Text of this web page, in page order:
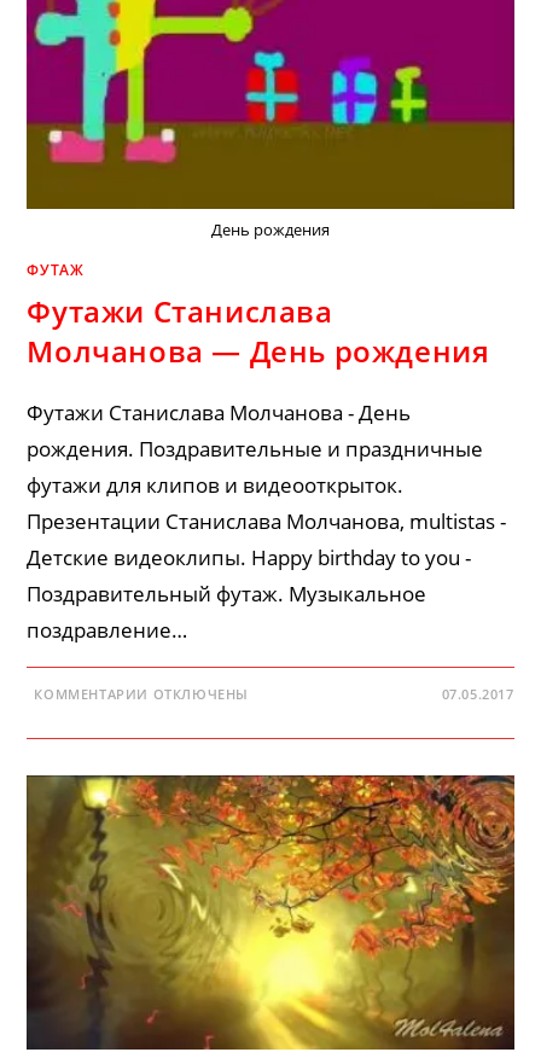
День рождения
ФУТАЖ
Футажи Станислава
Молчанова — День рождения
Футажи Станислава Молчанова - День
рождения. Поздравительные и праздничные
футажи для клипов и видеооткрыток.
Презентации Станислава Молчанова, multistas -
Детские видеоклипы. Happy birthday to you -
Поздравительный футаж. Музыкальное
поздравление…
КОММЕНТАРИИ К
СТАНИСЛАВА
—
ДЕНЬ
РОЖДЕНИЯ
ОТКЛЮЧЕНЫ 07.05.2017